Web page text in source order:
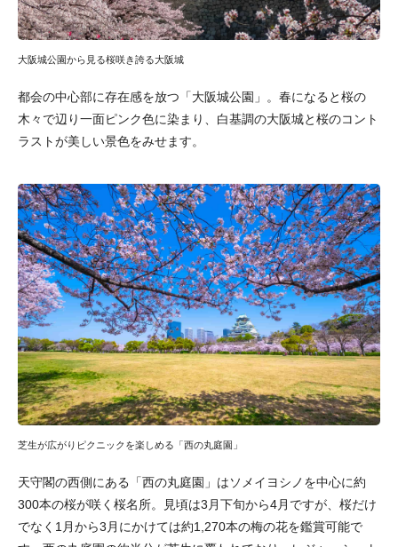
大阪城公園から見る桜咲き誇る大阪城
都会の中心部に存在感を放つ「大阪城公園」。春になると桜の
木々で辺り一面ピンク色に染まり、白基調の大阪城と桜のコント
ラストが美しい景色をみせます。
芝生が広がりピクニックを楽しめる「西の丸庭園」
天守閣の西側にある「西の丸庭園」はソメイヨシノを中心に約
300本の桜が咲く桜名所。見頃は3月下旬から4月ですが、桜だけ
でなく1月から3月にかけては約1,270本の梅の花を鑑賞可能で